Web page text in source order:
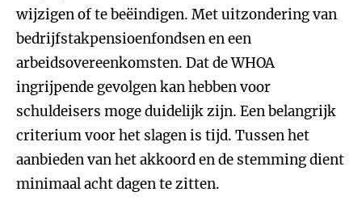
wijzigen of te beëindigen. Met uitzondering van
bedrijfstakpensioenfondsen en een
arbeidsovereenkomsten. Dat de WHOA
ingrijpende gevolgen kan hebben voor
schuldeisers moge duidelijk zijn. Een belangrijk
criterium voor het slagen is tijd. Tussen het
aanbieden van het akkoord en de stemming dient
minimaal acht dagen te zitten.